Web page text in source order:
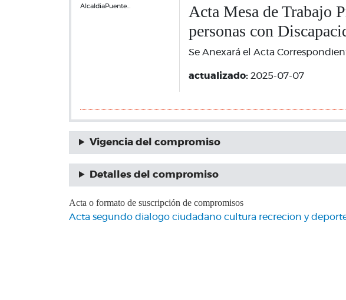
AlcaldiaPuente…
Acta Mesa de Trabajo
personas con
Se Anexará el Acta
actualizado: 2025-07-07
Vigencia del compromiso
Detalles del compromiso
Acta o formato de suscripción de compromisos
Acta segundo dialogo ciudadano cultura recrecion y